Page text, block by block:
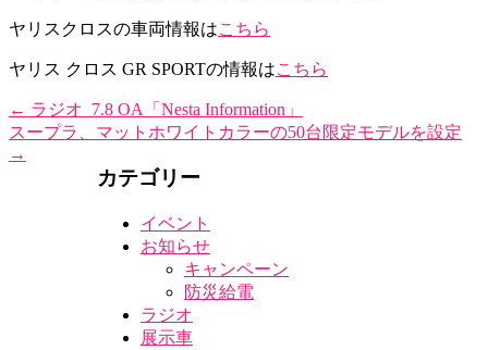
ヤリスクロスの車両情報はこちら
ヤリス クロス GR SPORTの情報はこちら
← ラジオ_7.8 OA「Nesta Information」
スープラ、マットホワイトカラーの50台限定モデルを設定
→
カテゴリー
イベント
お知らせ
キャンペーン
防災給電
ラジオ
展示車